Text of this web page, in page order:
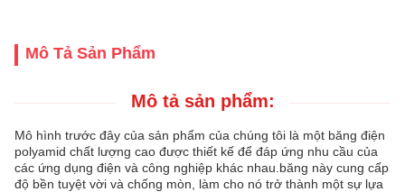
Mô Tả Sản Phẩm
Mô tả sản phẩm:
Mô hình trước đây của sản phẩm của chúng tôi là một băng điện
polyamid chất lượng cao được thiết kế để đáp ứng nhu cầu của
các ứng dụng điện và công nghiệp khác nhau.băng này cung cấp
độ bền tuyệt vời và chống mòn, làm cho nó trở thành một sự lựa